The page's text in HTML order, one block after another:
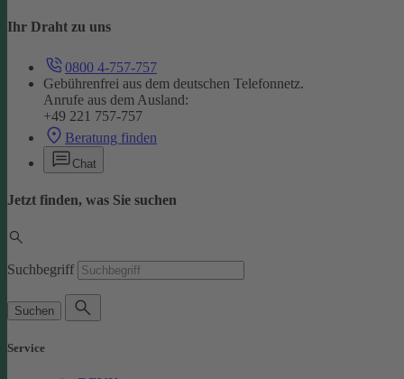
Ihr Draht zu uns
0800 4-757-757
Gebührenfrei aus dem deutschen Telefonnetz.
Anrufe aus dem Ausland:
+49 221 757-757
Beratung finden
Chat
Jetzt finden, was Sie suchen
Suchbegriff
Suchen
Service